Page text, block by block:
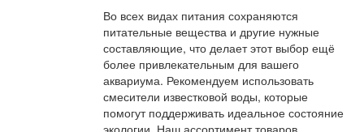
Во всех видах питания сохраняются
питательные вещества и другие нужные
составляющие, что делает этот выбор ещё
более привлекательным для вашего
аквариума. Рекомендуем использовать
смесители известковой воды, которые
помогут поддерживать идеальное состояние
экологии. Наш ассортимент товаров